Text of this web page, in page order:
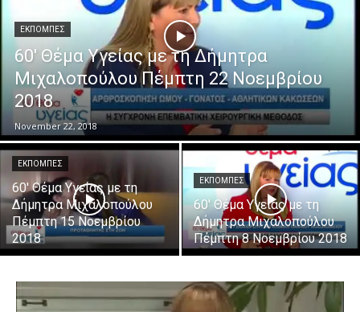
ΕΚΠΟΜΠΕΣ
60′ Θέμα Υγείας με τη Δήμητρα
Μιχαλοπούλου Πέμπτη 22 Νοεμβρίου
2018
November 22, 2018
ΕΚΠΟΜΠΕΣ
60′ Θέμα Υγείας με τη
Δήμητρα Μιχαλοπούλου
Πέμπτη 15 Νοεμβρίου
2018
ΕΚΠΟΜΠΕΣ
60′ Θέμα Υγείας με τη
Δήμητρα Μιχαλοπούλου
Πέμπτη 8 Νοεμβρίου 2018